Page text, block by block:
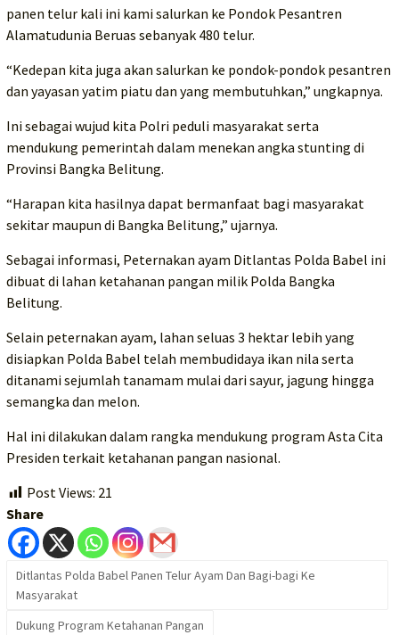
panen telur kali ini kami salurkan ke Pondok Pesantren
Alamatudunia Beruas sebanyak 480 telur.
“Kedepan kita juga akan salurkan ke pondok-pondok pesantren
dan yayasan yatim piatu dan yang membutuhkan,” ungkapnya.
Ini sebagai wujud kita Polri peduli masyarakat serta
mendukung pemerintah dalam menekan angka stunting di
Provinsi Bangka Belitung.
“Harapan kita hasilnya dapat bermanfaat bagi masyarakat
sekitar maupun di Bangka Belitung,” ujarnya.
Sebagai informasi, Peternakan ayam Ditlantas Polda Babel ini
dibuat di lahan ketahanan pangan milik Polda Bangka
Belitung.
Selain peternakan ayam, lahan seluas 3 hektar lebih yang
disiapkan Polda Babel telah membudidaya ikan nila serta
ditanami sejumlah tanamam mulai dari sayur, jagung hingga
semangka dan melon.
Hal ini dilakukan dalam rangka mendukung program Asta Cita
Presiden terkait ketahanan pangan nasional.
Post Views: 21
Share
Ditlantas Polda Babel Panen Telur Ayam Dan Bagi-bagi Ke
Masyarakat
Dukung Program Ketahanan Pangan